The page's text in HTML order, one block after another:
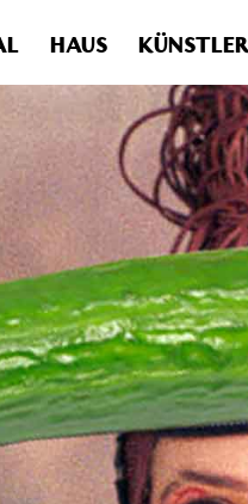
Verwende
HAUS